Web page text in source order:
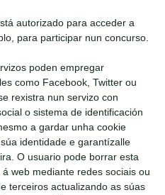
autorizado para acceder a
para participar nun concurso.
poden empregar
como Facebook, Twitter ou
rexistra nun servizo con
o sistema de identificación
a gardar unha cookie
identidade e garantízalle
O usuario pode borrar esta
web mediante redes sociais ou
terceiros actualizando as súas